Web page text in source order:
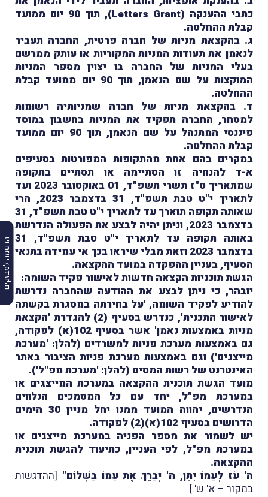
הרשמה למבזקים
כתבי ההענקה (Letters Grant), תוך 90 יום ממועד
קבלת ההחלטה.
ג. בהקצאת מניות של חברה פרטית, החברה תעביר
לנאמן את תעודות המניות המקוריות או עותק ממרשם
בעלי המניות של החברה בו יצוין מספר המניות
המוקצות על שם הנאמן, תוך 90 יום ממועד קבלת
ההחלטה.
ד. בהקצאת מניות של חברה שמניותיה רשומות
למסחר, החברה תפקיד את המניות בחשבון במוסד
פיננסי המתנהל על שם הנאמן, תוך 90 יום ממועד
קבלת ההחלטה.
במקרים בהם אחת מהתקופות המפורטות בסעיפים
א-ד להנחיה זו הסתיימה או תסתיים בתקופה
שמתאריך ט"ז תשרי תשפ"ד, 01 באוקטובר 2023 ועד
לתאריך י"ט טבת תשפ"ד, 31 בדצמבר 2023, הרי
שאותה תקופה תוארך עד לתאריך י"ט טבת תשפ"ד, 31
בדצמבר 2023, וניתן יהיה לבצע את הפעולה הנדרשת
באותה תקופה עד לתאריך י"ט טבת תשפ"ד, 31
בדצמבר 2023 וזאת מבלי שיראו בכך אי עמידה בתנאי
הסעיף, בעניין ההפקדה במועד ההקצאה.
הגשת תוכניות הקצאה חדשות לאישור פקיד השומה:
יובהר, כי ניתן לבצע את ההודעה שהחברה נדרשת
להודיע לפקיד השומה, 'על בחירתה במסגרת בקשתה
לאישור התכנית', כנדרש בסעיף (2) להגדרת 'הקצאת
מניות באמצעות נאמן' אשר בסעיף 102(א) לפקודה,
גם באמצעות מערכת פניות למשרדים (להלן: 'מערכת
מייצגים') וגם באמצעות מערכת פניות הציבור באתר
האינטרנט של רשות המסים (להלן: 'מערכת מפ"ל').
מועד הגשת תוכנית ההקצאה במערכת המייצגים או
במערכת מפ"ל, יחד עם כל המסמכים הנלווים
הנדרשים, יהווה המועד ממנו יחל מניין 30 הימים
הדרושים בסעיף 102(א)(2) לפקודה.
יש לשמור את מספר הפניה במערכת מייצגים או
במערכת מפ"ל, לפי העניין, כתיעוד להגשת תוכנית
ההקצאה.
ה' עׂז לְעַמוֹ יִתֵן, ה' יְבַרֵךְ אֶת עַמוֹ בַשָׁלוֹם" [ההדגשות
במקור – א' ש'.]